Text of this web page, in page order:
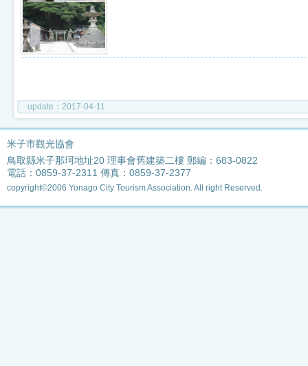
update：2017-04-11
米子市觀光協會
鳥取縣米子那珂地址20 理事會舊建築二樓 郵編：683-0822
電話：0859-37-2311 傳真：0859-37-2377
copyright©2006 Yonago City Tourism Association. All right Reserved.